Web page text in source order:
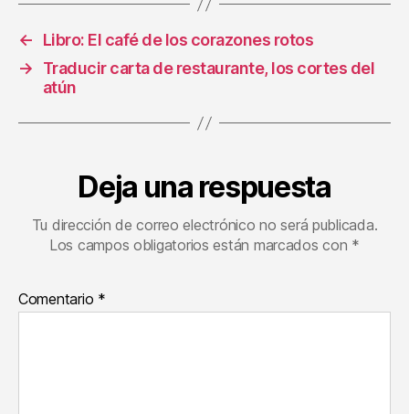
←
Libro: El café de los corazones rotos
→
Traducir carta de restaurante, los cortes del
atún
Deja una respuesta
Tu dirección de correo electrónico no será publicada.
Los campos obligatorios están marcados con *
Comentario *